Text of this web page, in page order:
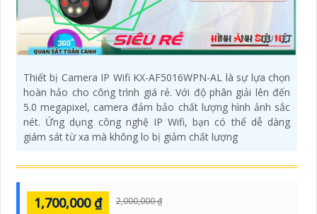
Thiết bị Camera IP Wifi KX-AF5016WPN-AL là sự lựa chọn
hoàn hảo cho công trình giá rẻ. Với độ phân giải lên đến
5.0 megapixel, camera đảm bảo chất lượng hình ảnh sắc
nét. Ứng dụng công nghệ IP Wifi, bạn có thể dễ dàng
giám sát từ xa mà không lo bị giảm chất lượng
1,700,000 ₫ 2,000,000 ₫